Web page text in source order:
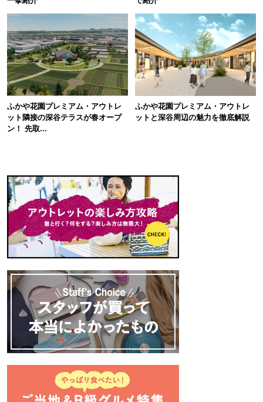
ふかや花園プレミアム・アウトレ
ット隣接の深谷テラスが春オープ
ン！ 先取...
ふかや花園プレミアム・アウトレ
ットと深谷周辺の魅力を徹底解説